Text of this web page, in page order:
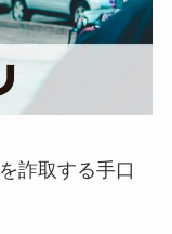
詐取する手口